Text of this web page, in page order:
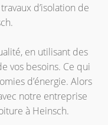
d’isolation de
en utilisant des
vos besoins. Ce qui
d’énergie. Alors
notre entreprise
à Heinsch.